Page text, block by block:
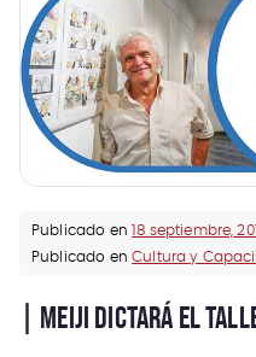
Publicado en18 septiembre,
Publicado enCultura y
| MEIJI DICTARÁ EL